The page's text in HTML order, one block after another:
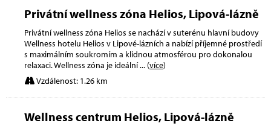
Privátní wellness zóna Helios, Lipová-lázně
Privátní wellness zóna Helios se nachází v suterénu hlavní budovy
Wellness hotelu Helios v Lipové-lázních a nabízí příjemné prostředí
s maximálním soukromím a klidnou atmosférou pro dokonalou
relaxaci. Wellness zóna je ideální... (více)
Vzdálenost: 1.26 km
Wellness centrum Helios, Lipová-lázně